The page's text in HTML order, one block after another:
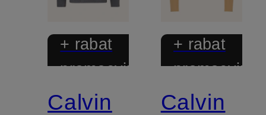
+ rabat
promocyjny
Calvin
+ rabat
promocyjny
Calvin